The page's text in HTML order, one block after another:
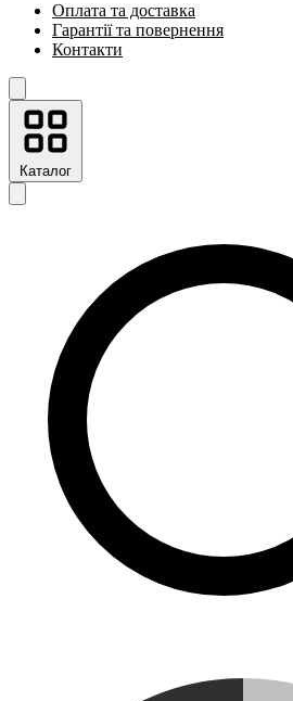
Оплата та доставка
Гарантії та повернення
Контакти
Каталог